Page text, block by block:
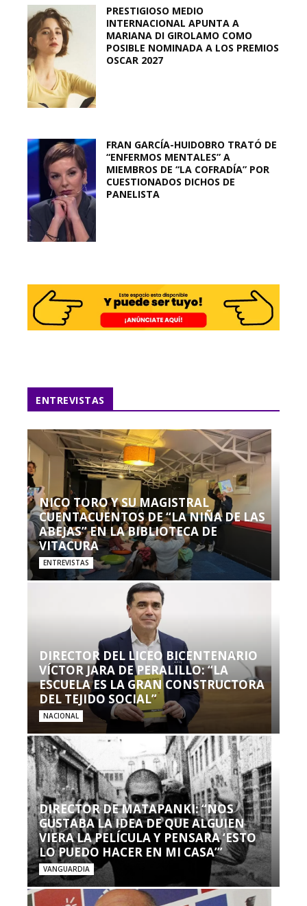
PRESTIGIOSO MEDIO
INTERNACIONAL APUNTA A
MARIANA DI GIROLAMO COMO
POSIBLE NOMINADA A LOS PREMIOS
OSCAR 2027
FRAN GARCÍA-HUIDOBRO TRATÓ DE
“ENFERMOS MENTALES” A
MIEMBROS DE “LA COFRADÍA” POR
CUESTIONADOS DICHOS DE
PANELISTA
ENTREVISTAS
NICO TORO Y SU MAGISTRAL
CUENTACUENTOS DE “LA NIÑA DE LAS
ABEJAS” EN LA BIBLIOTECA DE
VITACURA
ENTREVISTAS
DIRECTOR DEL LICEO BICENTENARIO
VÍCTOR JARA DE PERALILLO: “LA
ESCUELA ES LA GRAN CONSTRUCTORA
DEL TEJIDO SOCIAL”
NACIONAL
DIRECTOR DE MATAPANKI: “NOS
GUSTABA LA IDEA DE QUE ALGUIEN
VIERA LA PELÍCULA Y PENSARA ‘ESTO
LO PUEDO HACER EN MI CASA’”
VANGUARDIA